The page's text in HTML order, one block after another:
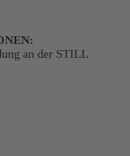
an der STILL